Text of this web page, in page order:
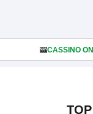
🎰CASSINO